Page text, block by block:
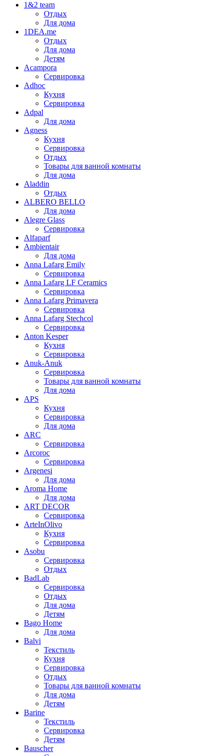
1&2 team
Отдых
Для дома
1DEA.me
Отдых
Для дома
Детям
Acampora
Сервировка
Adhoc
Кухня
Сервировка
Adpal
Для дома
Agness
Кухня
Сервировка
Отдых
Товары для ванной комнаты
Для дома
Aladdin
Отдых
ALBERO BELLO
Для дома
Alegre Glass
Сервировка
Alfaparf
Ambientair
Для дома
Anna Lafarg Emily
Сервировка
Anna Lafarg LF Ceramics
Сервировка
Anna Lafarg Primavera
Сервировка
Anna Lafarg Stechcol
Сервировка
Anton Kesper
Кухня
Сервировка
Anuk-Anuk
Сервировка
Товары для ванной комнаты
Для дома
APS
Кухня
Сервировка
Для дома
ARC
Сервировка
Arcoroc
Сервировка
Argenesi
Для дома
Aroma Home
Для дома
ART DECOR
Сервировка
ArteInOlivo
Кухня
Сервировка
Asobu
Сервировка
Отдых
BadLab
Сервировка
Отдых
Для дома
Детям
Bago Home
Для дома
Balvi
Текстиль
Кухня
Сервировка
Отдых
Товары для ванной комнаты
Для дома
Детям
Barine
Текстиль
Сервировка
Детям
Bauscher